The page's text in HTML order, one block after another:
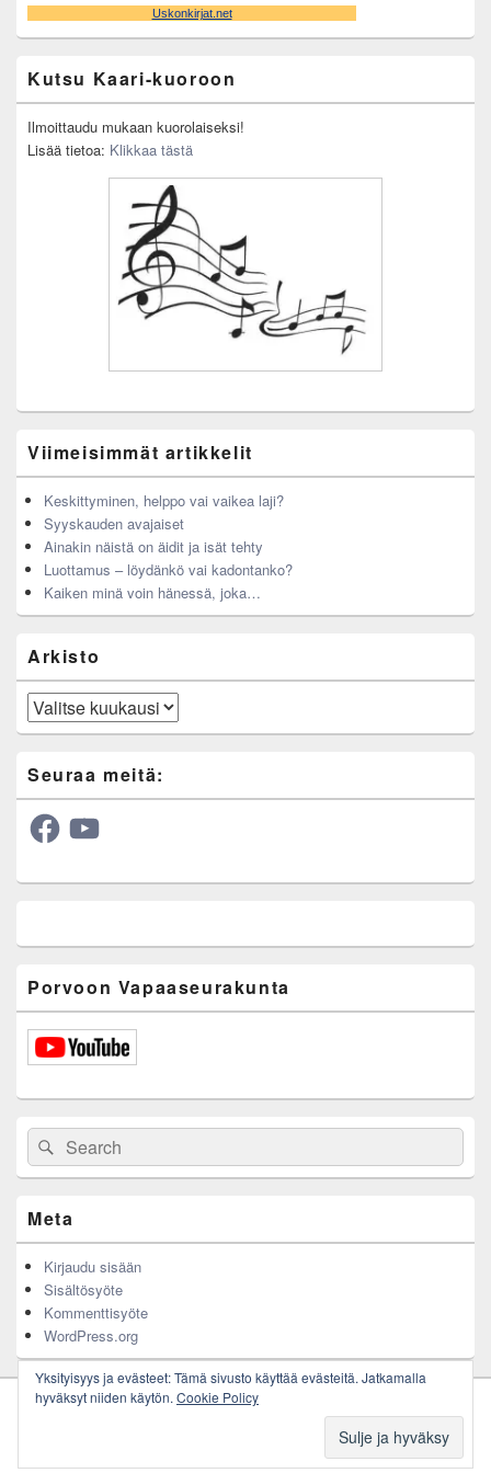
Kutsu Kaari-kuoroon
Ilmoittaudu mukaan kuorolaiseksi!
Lisää tietoa: Klikkaa tästä
Viimeisimmät artikkelit
Keskittyminen, helppo vai vaikea laji?
Syyskauden avajaiset
Ainakin näistä on äidit ja isät tehty
Luottamus – löydänkö vai kadontanko?
Kaiken minä voin hänessä, joka…
Arkisto
Arkisto
Seuraa meitä:
FacebookYouTube
Porvoon Vapaaseurakunta
Search
for:
Search
Meta
Kirjaudu sisään
Sisältösyöte
Kommenttisyöte
WordPress.org
. All Rights Reserved.
Catch Themes
Yksityisyys ja evästeet: Tämä sivusto käyttää evästeitä. Jatkamalla
hyväksyt niiden käytön. Cookie Policy